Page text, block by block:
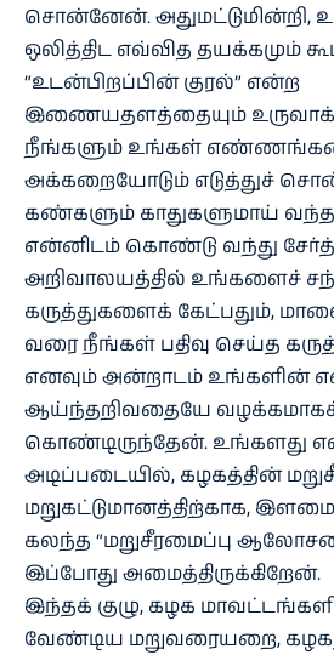
சொன்னேன். அதுமட்டுமின்றி,
ஒலித்திட எவ்வித தயக்கமும்
“உடன்பிறப்பின் குரல்” என்ற
இணையதளத்தையும்
நீங்களும் உங்கள்
அக்கறையோடும் எடுத்துச்
கண்களும் காதுகளுமாய்
என்னிடம் கொண்டு வந்து
அறிவாலயத்தில் உங்களைச்
கருத்துகளைக் கேட்பதும்,
வரை நீங்கள் பதிவு செய்த
எனவும் அன்றாடம்
ஆய்ந்தறிவதையே
கொண்டிருந்தேன்.
அடிப்படையில், கழகத்தின்
மறுகட்டுமானத்திற்காக,
கலந்த “மறுசீரமைப்பு
இப்போது அமைத்திருக்கிறேன்.
இந்தக் குழு, கழக
வேண்டிய மறுவரையறை,